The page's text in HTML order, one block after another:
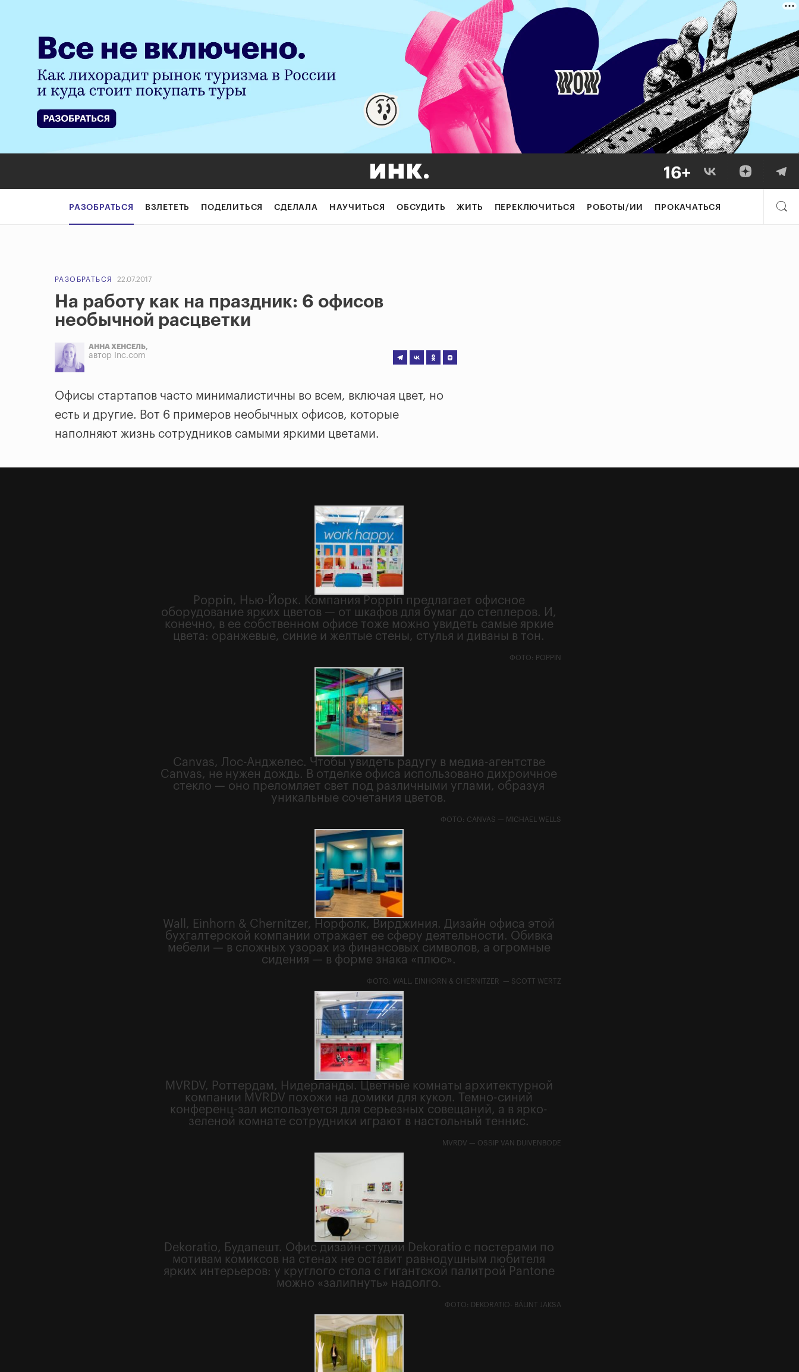
РАЗОБРАТЬСЯ ВЗЛЕТЕТЬ ПОДЕЛИТЬСЯ СДЕЛАЛА НАУЧИТЬСЯ ОБСУДИТЬ ЖИТЬ ПЕРЕКЛЮЧИТЬСЯ РОБОТЫ/ИИ ПРОКАЧАТЬСЯ
РАЗОБРАТЬСЯ 22.07.2017
На работу как на праздник: 6 офисов
необычной расцветки
АННА ХЕНСЕЛЬ,
автор Inc.com
Офисы стартапов часто минималистичны во всем, включая цвет, но
есть и другие. Вот 6 примеров необычных офисов, которые
наполняют жизнь сотрудников самыми яркими цветами.
Poppin, Нью-Йорк. Компания Poppin предлагает офисное
оборудование ярких цветов — от шкафов для бумаг до степлеров. И,
конечно, в ее собственном офисе тоже можно увидеть самые яркие
цвета: оранжевые, синие и желтые стены, стулья и диваны в тон.
ФОТО: POPPIN
Canvas, Лос-Анджелес. Чтобы увидеть радугу в медиа-агентстве
Canvas, не нужен дождь. В отделке офиса использовано дихроичное
стекло — оно преломляет свет под различными углами, образуя
уникальные сочетания цветов.
ФОТО: CANVAS — MICHAEL WELLS
Wall, Einhorn & Chernitzer, Норфолк, Вирджиния. Дизайн офиса этой
бухгалтерской компании отражает ее сферу деятельности. Обивка
мебели — в сложных узорах из финансовых символов, а огромные
сидения — в форме знака «плюс».
ФОТО: WALL, EINHORN & CHERNITZER — SCOTT WERTZ
MVRDV, Роттердам, Нидерланды. Цветные комнаты архитектурной
компании MVRDV похожи на домики для кукол. Темно-синий
конференц-зал используется для серьезных совещаний, а в ярко-
зеленой комнате сотрудники играют в настольный теннис.
MVRDV — OSSIP VAN DUIVENBODE
Dekoratio, Будапешт. Офис дизайн-студии Dekoratio с постерами по
мотивам комиксов на стенах не оставит равнодушным любителя
ярких интерьеров: у круглого стола с гигантской палитрой Pantone
можно «залипнуть» надолго.
ФОТО: DEKORATIO- BÁLINT JAKSA